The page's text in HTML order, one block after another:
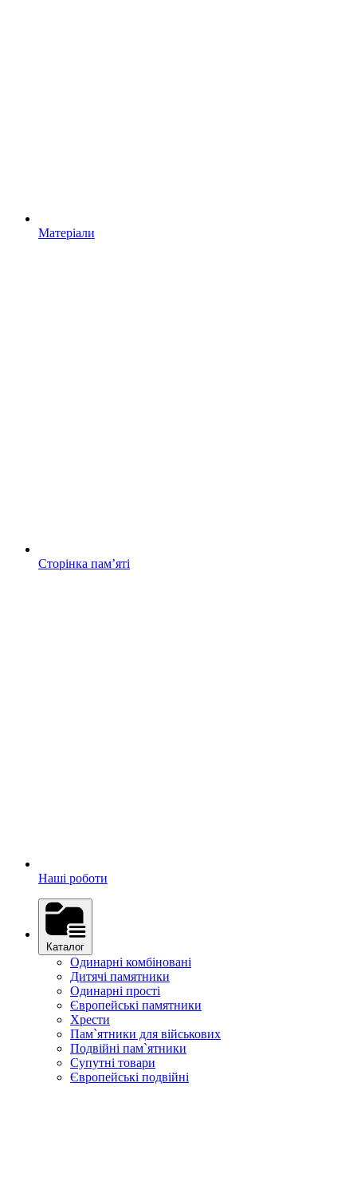
Матеріали
Сторінка памʼяті
Наші роботи
Каталог
Одинарні комбіновані
Дитячі памятники
Одинарні прості
Європейські памятники
Хрести
Пам`ятники для військових
Подвійні пам`ятники
Супутні товари
Європейські подвійні